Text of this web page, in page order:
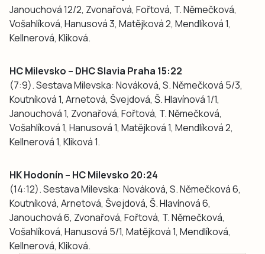
Janouchová 12/2, Zvonařová, Fořtová, T. Němečková,
Vošahlíková, Hanusová 3, Matějková 2, Mendlíková 1,
Kellnerová, Kliková.
HC Milevsko – DHC Slavia Praha 15:22
(7:9). Sestava Milevska: Nováková, S. Němečková 5/3,
Koutníková 1, Arnetová, Švejdová, Š. Hlavínová 1/1,
Janouchová 1, Zvonařová, Fořtová, T. Němečková,
Vošahlíková 1, Hanusová 1, Matějková 1, Mendlíková 2,
Kellnerová 1, Kliková 1.
HK Hodonín – HC Milevsko 20:24
(14:12). Sestava Milevska: Nováková, S. Němečková 6,
Koutníková, Arnetová, Švejdová, Š. Hlavínová 6,
Janouchová 6, Zvonařová, Fořtová, T. Němečková,
Vošahlíková, Hanusová 5/1, Matějková 1, Mendlíková,
Kellnerová, Kliková.